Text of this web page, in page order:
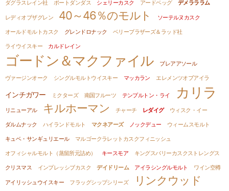
ダグラスレイン社
ポートダンダス シェリーカスク アードベッグ デメラララム
レディオブザグレン 40～46％のモルト
ソーテルヌカスク
オールドモルトカスク
グレンドロナック
ベリーブラザーズ＆ラッド社
ライウイスキー
カルドレイン
ゴードン＆マクファイル
ブレアアソール
ヴァージンオーク
シングルモルトウイスキー マッカラン エレメンツオブアイラ
インチガワー ミクターズ 南国フルーツ テンプルトン・ライ カリラ
リニューアル キルホーマン チャーチ レダイグ
ウィスク・イー
ダルムナック
ハイランドモルト マクネアーズ ノックデュー
ウィームスモルト
キュベ・サンギュリエール
マルゴークラレットカスクフィニッシュ
オフィシャルモルト（蒸留所元詰め）
キースモア
キングスバリーカスクストレングス
クリスマス
インプレッシブカスク デイドリーム アイラシングルモルト ワイン空樽
アイリッシュウイスキー フラッグシップシリーズ リンクウッド